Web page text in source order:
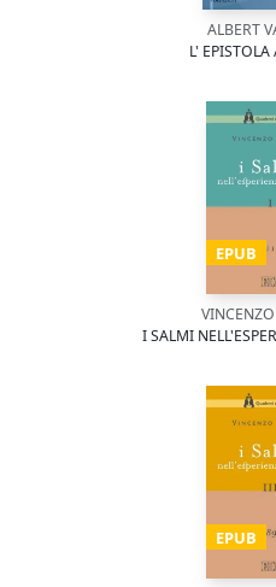
ALBERT
L'
EPUB
I SALMI
EPUB